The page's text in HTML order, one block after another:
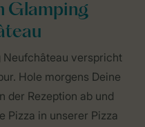
Glamping
Neufchâteau verspricht
Hole morgens Deine
der Rezeption ab und
Pizza in unserer Pizza